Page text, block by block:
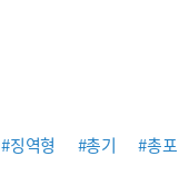
#징역형 #총기 #총포